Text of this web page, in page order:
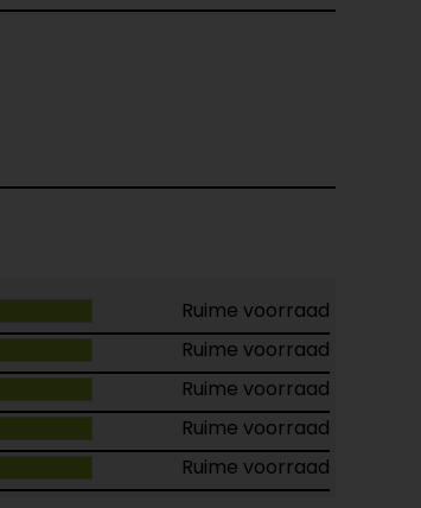
Ruime voorraad
Ruime voorraad
Ruime voorraad
Ruime voorraad
Ruime voorraad